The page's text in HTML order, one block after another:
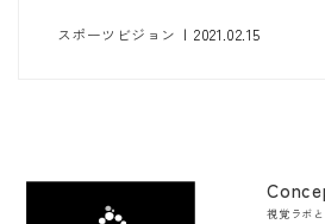
スポーツビジョン | 2021.02.15
視覚ラボ